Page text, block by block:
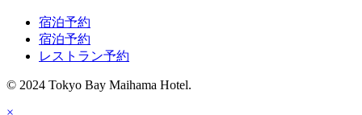
宿泊予約
宿泊予約
レストラン予約
© 2024 Tokyo Bay Maihama Hotel.
×